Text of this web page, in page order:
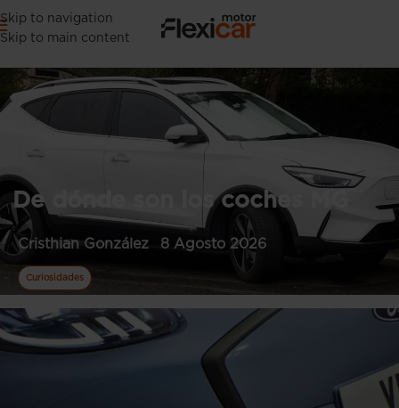
Skip to navigation
Skip to main content
Curiosidades
De dónde son los coches MG
Cristhian González 8 Agosto 2026